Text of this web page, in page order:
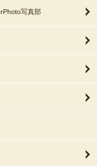
写真部